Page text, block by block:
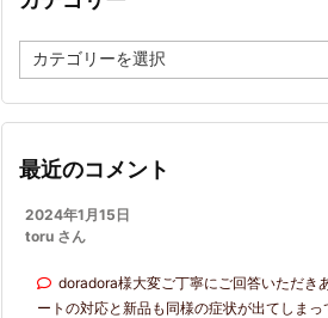
テ
リ
最近のコメント
2024年1月15日
toru さん
doradora様大変ご丁寧にご回答いただき
ートの対応と新品も同様の症状が出てしまっ